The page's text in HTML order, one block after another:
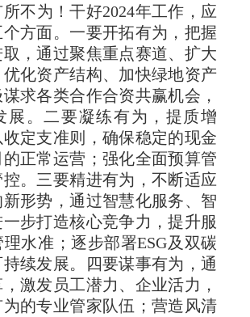
不为！干好2024年工作，应
方面。一要开拓有为，把握
，通过聚焦重点赛道、扩大
化资产结构、加快绿地资产
求各类合作合资共赢机会，
展。二要凝练有为，提质增
定支准则，确保稳定的现金
正常运营；强化全面预算管
。三要精进有为，不断适应
形势，通过智慧化服务、智
步打造核心竞争力，提升服
水准；逐步部署ESG及双碳
续发展。四要谋事有为，通
激发员工潜力、企业活力，
的专业管家队伍；营造风清